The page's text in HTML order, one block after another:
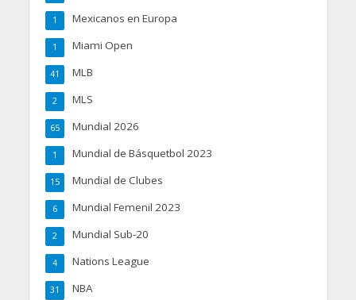
Mexicanos en Europa
1
Miami Open
1
MLB
41
MLS
2
Mundial 2026
65
Mundial de Básquetbol 2023
1
Mundial de Clubes
15
Mundial Femenil 2023
6
Mundial Sub-20
2
Nations League
4
NBA
31